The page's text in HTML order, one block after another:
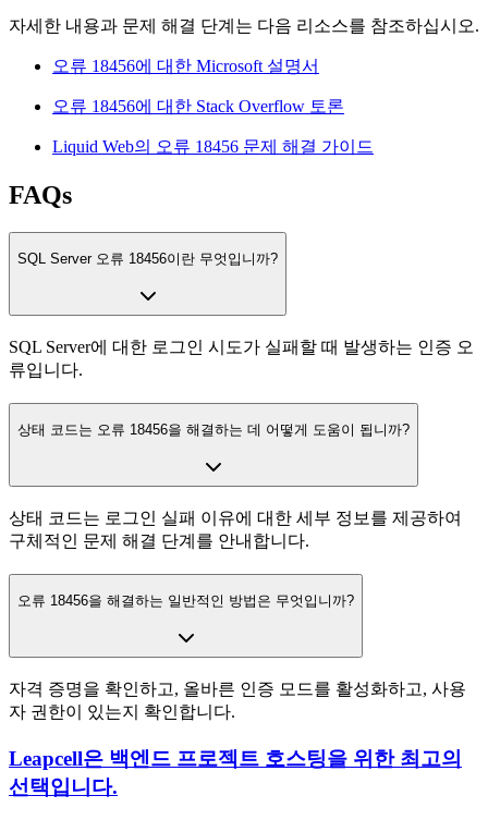
자세한 내용과 문제 해결 단계는 다음 리소스를 참조하십시오.
오류 18456에 대한 Microsoft 설명서
오류 18456에 대한 Stack Overflow 토론
Liquid Web의 오류 18456 문제 해결 가이드
FAQs
SQL Server 오류 18456이란 무엇입니까?
SQL Server에 대한 로그인 시도가 실패할 때 발생하는 인증 오
류입니다.
상태 코드는 오류 18456을 해결하는 데 어떻게 도움이 됩니까?
상태 코드는 로그인 실패 이유에 대한 세부 정보를 제공하여
구체적인 문제 해결 단계를 안내합니다.
오류 18456을 해결하는 일반적인 방법은 무엇입니까?
자격 증명을 확인하고, 올바른 인증 모드를 활성화하고, 사용
자 권한이 있는지 확인합니다.
Leapcell은 백엔드 프로젝트 호스팅을 위한 최고의
선택입니다.